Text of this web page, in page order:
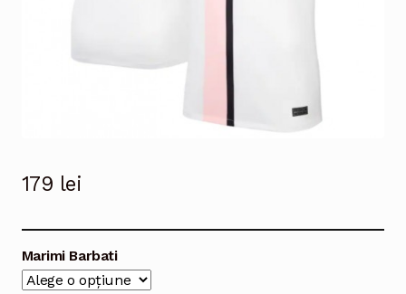
179 lei
Marimi Barbati